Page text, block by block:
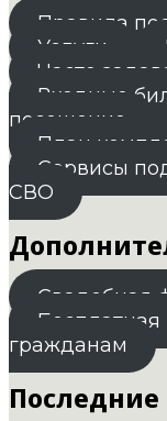
Правила
Услуги
Часто
Входные
посещение
План
Сервисы
СВО
Свадебная
гражданам
Последние